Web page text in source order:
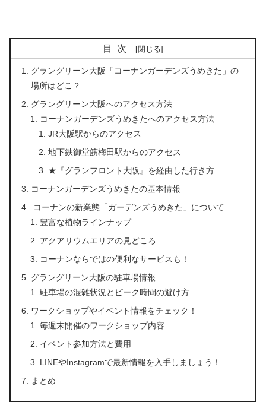
目次
グラングリーン大阪「コーナンガーデンズうめきた」の
場所はどこ？
グラングリーン大阪へのアクセス方法
コーナンガーデンズうめきたへのアクセス方法
JR大阪駅からのアクセス
地下鉄御堂筋梅田駅からのアクセス
★『グランフロント大阪』を経由した行き方
コーナンガーデンズうめきたの基本情報
コーナンの新業態「ガーデンズうめきた」について
豊富な植物ラインナップ
アクアリウムエリアの見どころ
コーナンならではの便利なサービスも！
グラングリーン大阪の駐車場情報
駐車場の混雑状況とピーク時間の避け方
ワークショップやイベント情報をチェック！
毎週末開催のワークショップ内容
イベント参加方法と費用
LINEやInstagramで最新情報を入手しましょう！
まとめ